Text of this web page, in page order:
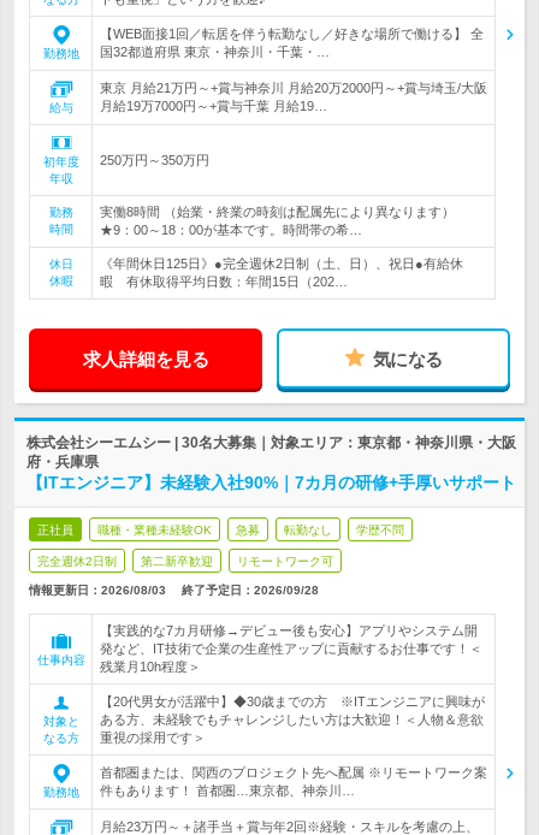
勤務地
【WEB面接1回／転居を伴う転勤なし／好きな場所で働ける】 全
国32都道府県 東京・神奈川・千葉・…
給与
東京 月給21万円～+賞与神奈川 月給20万2000円～+賞与埼玉/大阪
月給19万7000円～+賞与千葉 月給19…
初年度
年収
250万円～350万円
勤務
時間
実働8時間 （始業・終業の時刻は配属先により異なります）
★9：00～18：00が基本です。時間帯の希…
休日
休暇
《年間休日125日》●完全週休2日制（土、日）、祝日●有給休
暇 有休取得平均日数：年間15日（202…
求人詳細を見る 気になる
株式会社シーエムシー | 30名大募集｜対象エリア：東京都・神奈川県・大阪
府・兵庫県
【ITエンジニア】未経験入社90%｜7カ月の研修+手厚いサポート
正社員 職種・業種未経験OK 急募 転勤なし 学歴不問
完全週休2日制 第二新卒歓迎 リモートワーク可
情報更新日：2026/08/03 終了予定日： 2026/09/28
仕事内容
【実践的な7カ月研修→デビュー後も安心】アプリやシステム開
発など、IT技術で企業の生産性アップに貢献するお仕事です！＜
残業月10h程度＞
対象と
なる方
【20代男女が活躍中】◆30歳までの方 ※ITエンジニアに興味が
ある方、未経験でもチャレンジしたい方は大歓迎！＜人物＆意欲
重視の採用です＞
勤務地
首都圏または、関西のプロジェクト先へ配属 ※リモートワーク案
件もあります！ 首都圏…東京都、神奈川…
月給23万円～＋諸手当＋賞与年2回※経験・スキルを考慮の上、